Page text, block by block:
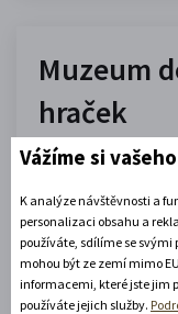
Muzeum
hraček
10.00 - 16.00
(platné od 1. 7.
Zobrazit celou
Vážíme si
K analýze návštěvnosti a
personalizaci obsahu a
používáte, sdílíme se
mohou být ze zemí mimo
informacemi, které jste jim
používáte jejich služby.